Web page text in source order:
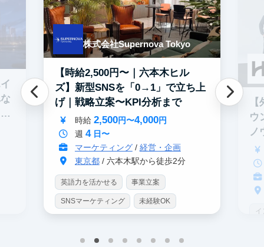
株式会社Supernova Tokyo
【時給2,500円〜｜六本木ヒル
ズ】新型SNSを「0→1」で立ち上
げ｜戦略立案〜KPI分析まで
時給 2,500円〜4,000円
週 4日〜
マーケティング/ 経営・企画
東京都/ 六本木駅から徒歩2分
英語力を活かせる 事業立案
SNSマーケティング 未経験OK
交通費支給
ウ
ノ